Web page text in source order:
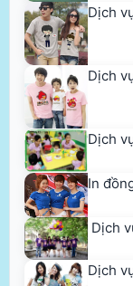
Dịch
Dịch
Dịch
In
Dịch
Dịch